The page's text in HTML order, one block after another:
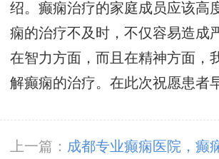
绍。癫痫治疗的家庭成员应该高
痫的治疗不及时，不仅容易造成
在智力方面，而且在精神方面，
解癫痫的治疗。在此次祝愿患者
上一篇： 成都专业癫痫医院，癫